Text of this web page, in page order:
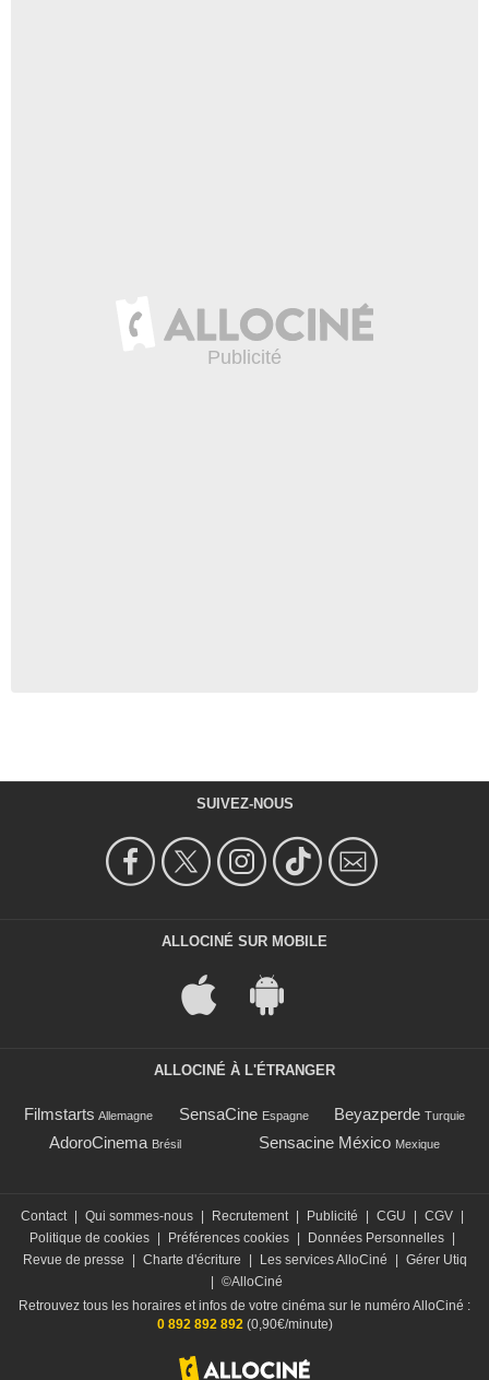
SUIVEZ-NOUS
ALLOCINÉ SUR MOBILE
ALLOCINÉ À L'ÉTRANGER
Filmstarts Allemagne SensaCine Espagne Beyazperde Turquie
AdoroCinema Brésil Sensacine México Mexique
Contact Qui sommes-nous Recrutement Publicité CGU CGV
Politique de cookies
Préférences cookies Données Personnelles
Revue de presse
Charte d'écriture Les services AlloCiné
Gérer Utiq
©AlloCiné
Retrouvez tous les horaires et infos de votre cinéma sur le numéro AlloCiné :
0 892 892 892(0,90€/minute)